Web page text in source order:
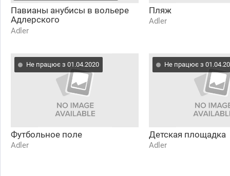
Павианы анубисы в вольере
Адлерского
приматологического центра.
Adler
Пляж
Adler
Не працює з 01.04.2020
Футбольное поле
Adler
Не працює з
Детская площадка
Adler